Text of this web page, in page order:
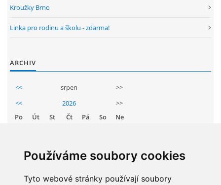
Používáme soubory cookies
Tyto webové stránky používají soubory
Kroužky Brno
Linka pro rodinu a školu - zdarma!
ARCHIV
<< srpen
>>
<<
2026
>>
Po
Út St Čt Pá So
Ne
11 12 13 14 15
16
18 19 20 21 22
23